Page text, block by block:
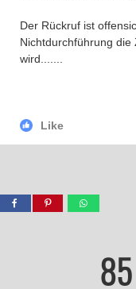
Der Rückruf ist
Nichtdurchführung die
wird.......
Like